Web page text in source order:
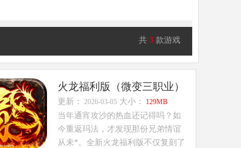
共 3 款游戏
火龙福利版（微变三职业）
更新： 2026-03-05 大小： 129MB
当年通宵攻沙的热血还记得吗？如
今重返玛法，才发现那份兄弟情谊
从未*。全新火龙福利版不仅复刻了